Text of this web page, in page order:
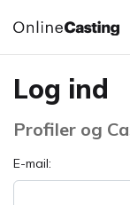
Log ind
Profiler og
E-mail: